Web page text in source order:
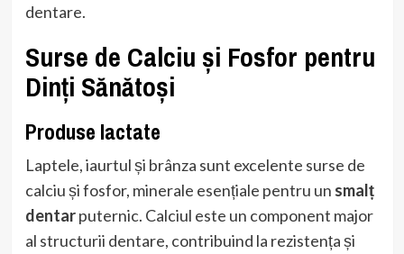
dentare.
Surse de Calciu și Fosfor pentru
Dinți Sănătoși
Produse lactate
Laptele, iaurtul și brânza sunt excelente surse de
calciu și fosfor, minerale esențiale pentru un smalț
dentarputernic. Calciul este un component major
al structurii dentare, contribuind la rezistența și